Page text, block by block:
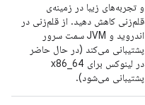
و تجربه‌های زیبا در زمینه‌ی
قلم‌زنی کاهش دهید. از قلم‌زنی در
اندروید و JVM سمت سرور
پشتیبانی می‌کند (در حال حاضر
در لینوکس برای x86_64
پشتیبانی می‌شود).